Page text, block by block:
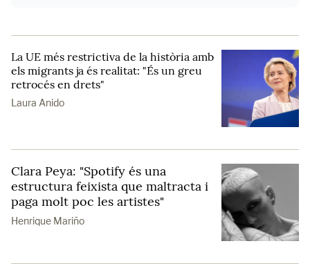
La UE més restrictiva de la història amb
els migrants ja és realitat: "És un greu
retrocés en drets"
Laura Anido
Clara Peya: "Spotify és una
estructura feixista que maltracta i
paga molt poc les artistes"
Henrique Mariño